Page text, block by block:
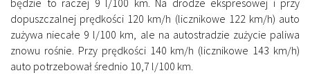
dopuszczalnej prędkości 120 km/h (licznikowe 122 km/h) auto
zużywa niecałe 9 l/100 km, ale na autostradzie zużycie paliwa
znowu rośnie. Przy prędkości 140 km/h (licznikowe 143 km/h)
auto potrzebował średnio 10,7 l/100 km.